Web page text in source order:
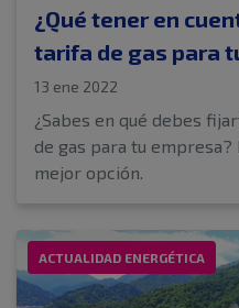
¿Qué tener en
tarifa de gas para
13 ene 2022
¿Sabes en qué debes
de gas para tu
mejor opción.
ACTUALIDAD ENERGÉTICA